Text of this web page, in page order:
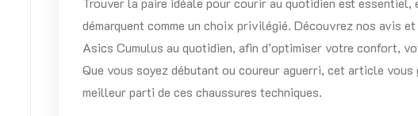
démarquent comme un choix privilégié. Découvrez nos avis
Asics Cumulus au quotidien, afin d’optimiser votre confort,
Que vous soyez débutant ou coureur aguerri, cet article vous
meilleur parti de ces chaussures techniques.